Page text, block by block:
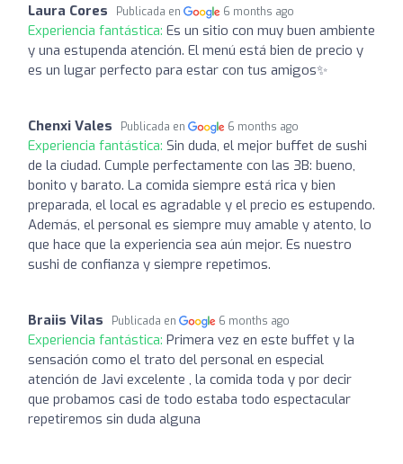
Laura Cores Publicada en 6 months ago
Experiencia fantástica: Es un sitio con muy buen ambiente
y una estupenda atención. El menú está bien de precio y
es un lugar perfecto para estar con tus amigos✨
Chenxi Vales Publicada en 6 months ago
Experiencia fantástica: Sin duda, el mejor buffet de sushi
de la ciudad. Cumple perfectamente con las 3B: bueno,
bonito y barato. La comida siempre está rica y bien
preparada, el local es agradable y el precio es estupendo.
Además, el personal es siempre muy amable y atento, lo
que hace que la experiencia sea aún mejor. Es nuestro
sushi de confianza y siempre repetimos.
Braiis Vilas Publicada en 6 months ago
Experiencia fantástica: Primera vez en este buffet y la
sensación como el trato del personal en especial
atención de Javi excelente , la comida toda y por decir
que probamos casi de todo estaba todo espectacular
repetiremos sin duda alguna